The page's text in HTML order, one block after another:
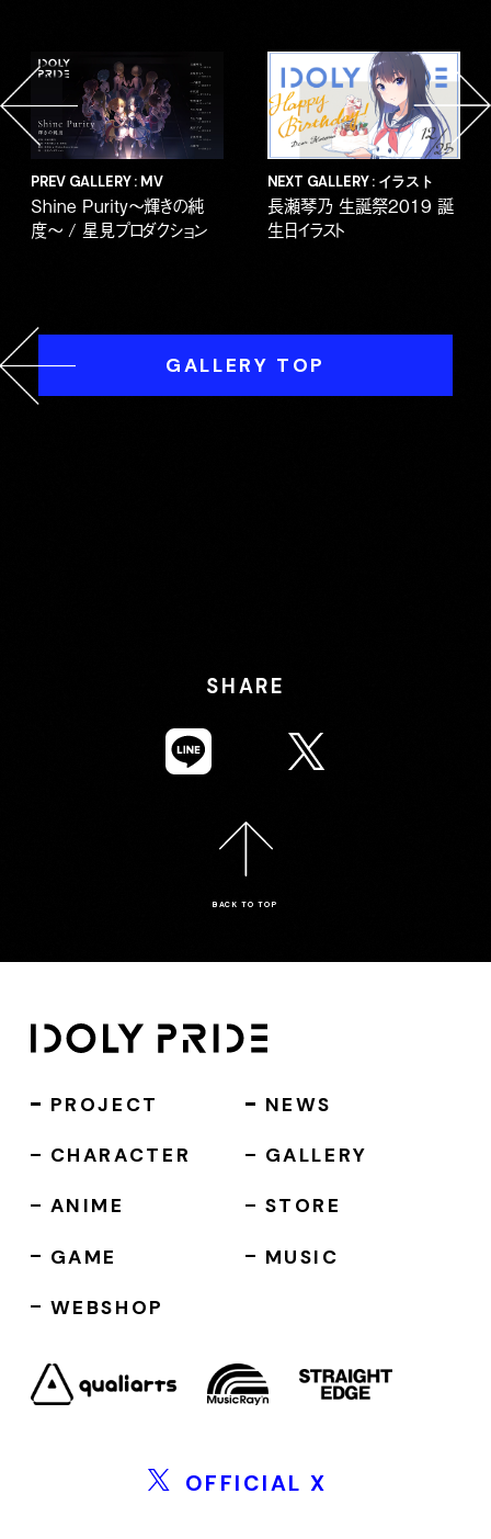
PREV GALLERY : MV
Shine Purity〜輝きの純
度〜 / 星見プロダクション
NEXT GALLERY : イラスト
長瀬琴乃 生誕祭2019 誕
生日イラスト
GALLERY TOP
SHARE
BACK TO TOP
PROJECT
CHARACTER
ANIME
GAME
WEBSHOP
NEWS
GALLERY
STORE
MUSIC
OFFICIAL X